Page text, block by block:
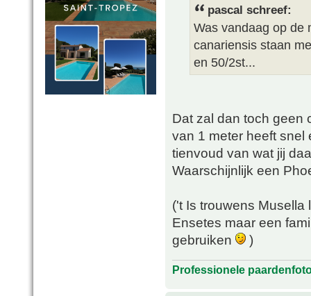
pascal schreef:
Was vandaag op de
canariensis staan
en 50/2st...
Dat zal dan toch geen
van 1 meter heeft snel
tienvoud van wat jij
Waarschijnlijk een
('t Is trouwens
Ensetes maar een
gebruiken
)
Professionele